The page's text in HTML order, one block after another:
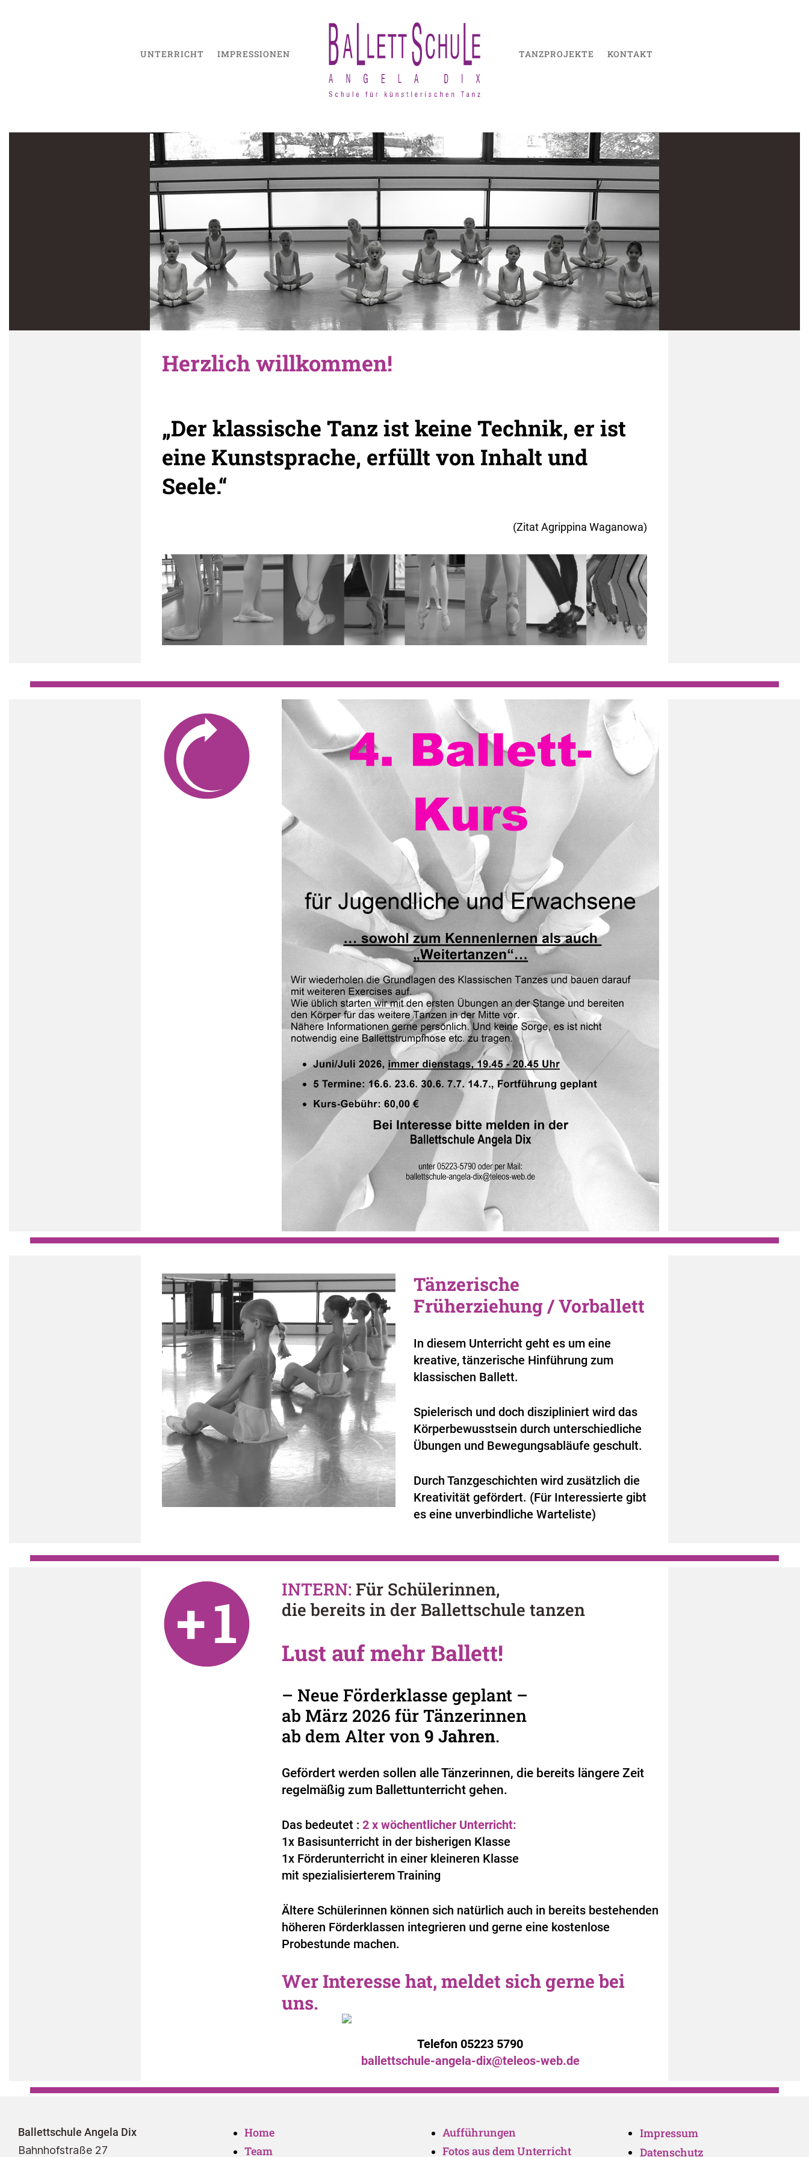
UNTERRICHT IMPRESSIONEN TANZPROJEKTE KONTAKT
Herzlich willkommen!
„Der klassische Tanz ist keine Technik, er ist
eine Kunstsprache, erfüllt von Inhalt und
Seele.“
(Zitat Agrippina Waganowa)
Tänzerische
Früherziehung / Vorballett
In diesem Unterricht geht es um eine
kreative, tänzerische Hinführung zum
klassischen Ballett.
Spielerisch und doch diszipliniert wird das
Körperbewusstsein durch unterschiedliche
Übungen und Bewegungsabläufe geschult.
Durch Tanzgeschichten wird zusätzlich die
Kreativität gefördert. (Für Interessierte gibt
es eine unverbindliche Warteliste)
INTERN: Für Schülerinnen,
die bereits in der Ballettschule tanzen
Lust auf mehr Ballett!
– Neue Förderklasse geplant –
ab März 2026 für Tänzerinnen
ab dem Alter von 9 Jahren.
Gefördert werden sollen alle Tänzerinnen, die bereits längere Zeit
regelmäßig zum Ballettunterricht gehen.
Das bedeutet : 2 x wöchentlicher Unterricht:
1x Basisunterricht in der bisherigen Klasse
1x Förderunterricht in einer kleineren Klasse
mit spezialisierterem Training
Ältere Schülerinnen können sich natürlich auch in bereits bestehenden
höheren Förderklassen integrieren und gerne eine kostenlose
Probestunde machen.
Wer Interesse hat, meldet sich gerne bei
uns.
Telefon 05223 5790
ballettschule-angela-dix@teleos-web.de
Ballettschule Angela Dix
Bahnhofstraße 27
Home
Team
Aufführungen
Fotos aus dem Unterricht
Impressum
Datenschutz